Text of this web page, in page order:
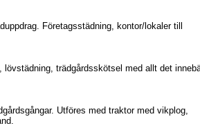
Företagsstädning, kontor/lokaler till
trädgårdsskötsel med allt det
Utföres med traktor med vikplog,